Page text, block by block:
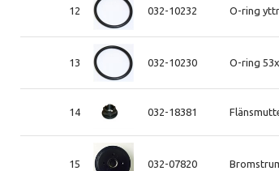
12 032-10232 O-ring
13 032-10230 O-ring
14 032-18381
15 032-07820